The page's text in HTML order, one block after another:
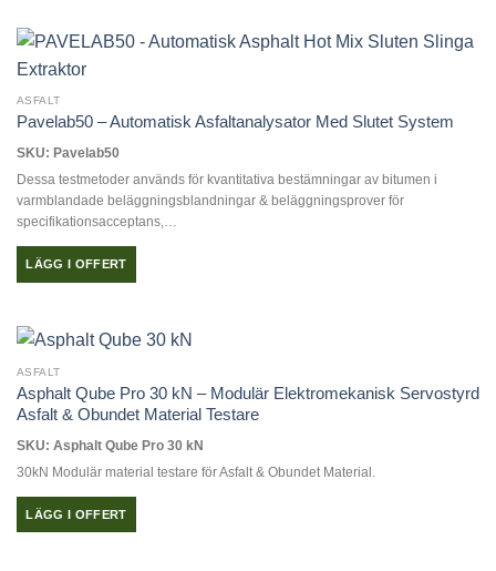
ASFALT
Pavelab50 – Automatisk Asfaltanalysator Med Slutet System
SKU: Pavelab50
Dessa testmetoder används för kvantitativa bestämningar av bitumen i
varmblandade beläggningsblandningar & beläggningsprover för
specifikationsacceptans,…
LÄGG I OFFERT
ASFALT
Asphalt Qube Pro 30 kN – Modulär Elektromekanisk Servostyrd
Asfalt & Obundet Material Testare
SKU: Asphalt Qube Pro 30 kN
30kN Modulär material testare för Asfalt & Obundet Material.
LÄGG I OFFERT